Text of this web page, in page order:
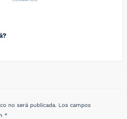
no será publicada. Los campos
*